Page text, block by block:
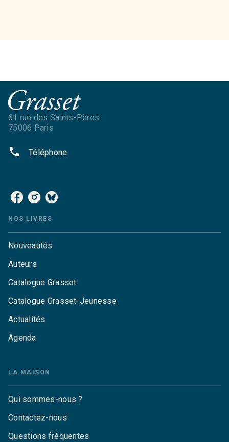
61 rue des Saints-Pères
75006 Paris
phone Téléphone
NOS LIVRES
Nouveautés
Auteurs
Catalogue Grasset
Catalogue Grasset-Jeunesse
Actualités
Agenda
LA MAISON
Qui sommes-nous ?
Contactez-nous
Questions fréquentes